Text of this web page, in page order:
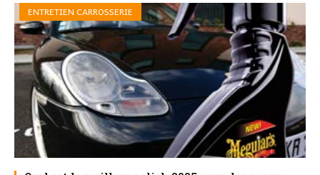
ENTRETIEN CARROSSERIE